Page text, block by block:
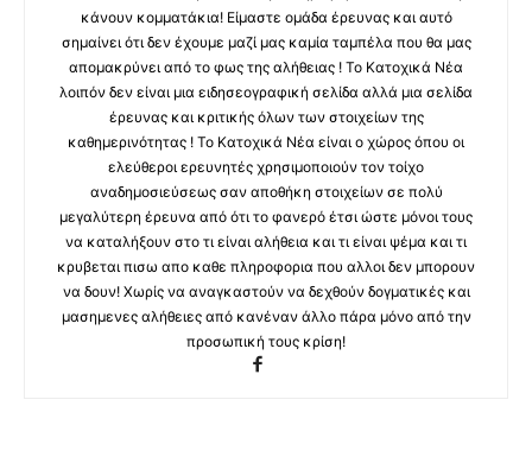
κάνουν κομματάκια! Είμαστε ομάδα έρευνας και αυτό
σημαίνει ότι δεν έχουμε μαζί μας καμία ταμπέλα που θα μας
απομακρύνει από το φως της αλήθειας ! Το Κατοχικά Νέα
λοιπόν δεν είναι μια ειδησεογραφική σελίδα αλλά μια σελίδα
έρευνας και κριτικής όλων των στοιχείων της
καθημερινότητας ! Το Κατοχικά Νέα είναι ο χώρος όπου οι
ελεύθεροι ερευνητές χρησιμοποιούν τον τοίχο
αναδημοσιεύσεως σαν αποθήκη στοιχείων σε πολύ
μεγαλύτερη έρευνα από ότι το φανερό έτσι ώστε μόνοι τους
να καταλήξουν στο τι είναι αλήθεια και τι είναι ψέμα και τι
κρυβεται πισω απο καθε πληροφορια που αλλοι δεν μπορουν
να δουν! Χωρίς να αναγκαστούν να δεχθούν δογματικές και
μασημενες αλήθειες από κανέναν άλλο πάρα μόνο από την
προσωπική τους κρίση!